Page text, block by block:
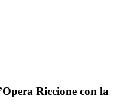
Riccione con la